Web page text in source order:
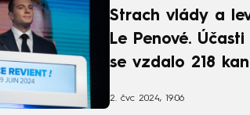
Strach vlády a
Le Penové.
se vzdalo 218
2. čvc 2024, 19:06